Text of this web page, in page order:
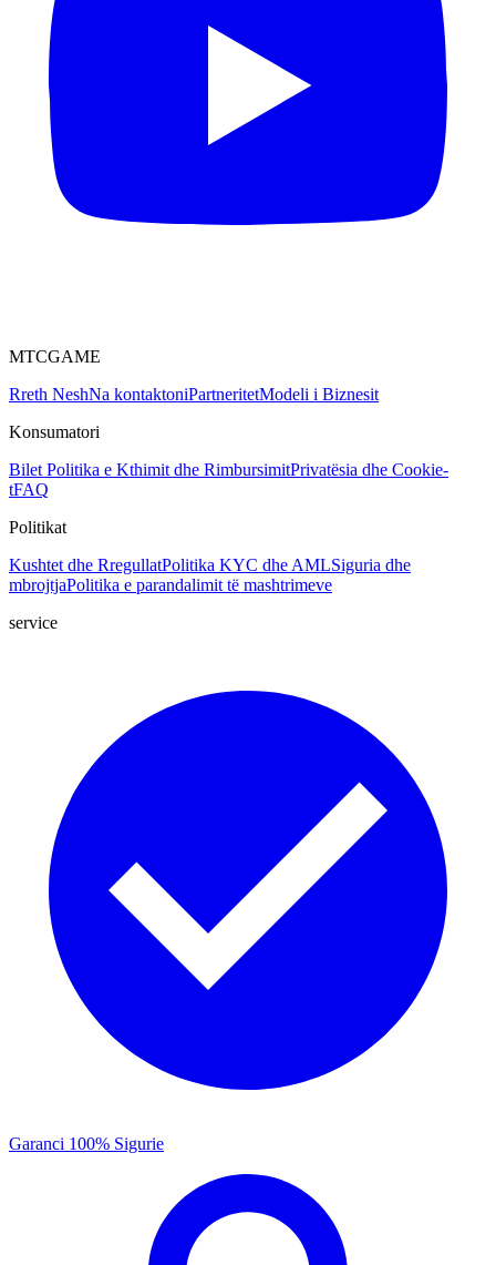
MTCGAME
Rreth NeshNa kontaktoniPartneritetModeli i Biznesit
Konsumatori
Bilet Politika e Kthimit dhe RimbursimitPrivatësia dhe Cookie-
tFAQ
Politikat
Kushtet dhe RregullatPolitika KYC dhe AMLSiguria dhe
mbrojtjaPolitika e parandalimit të mashtrimeve
service
Garanci 100% Sigurie